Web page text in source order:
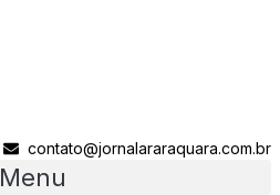
contato@jornalararaquara.com.br
Menu